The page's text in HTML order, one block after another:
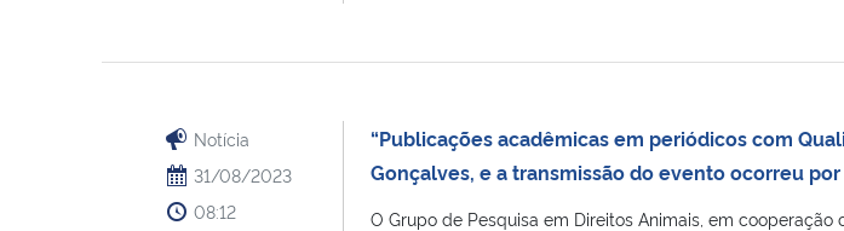
Notícia
31/08/2023
08:12
“Publicações acadêmicas em periódicos com
Gonçalves, e a transmissão do evento ocorreu
O Grupo de Pesquisa em Direitos Animais, em